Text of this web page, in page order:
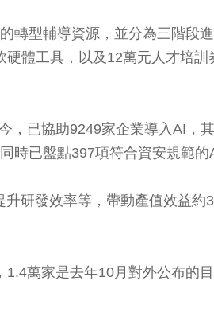
轉型輔導資源，並分為三階段
體工具，以及12萬元人才培
，已協助9249家企業導入AI，
已盤點397項符合資安規範的
研發效率等，帶動產值效益
萬家是去年10月對外公布的